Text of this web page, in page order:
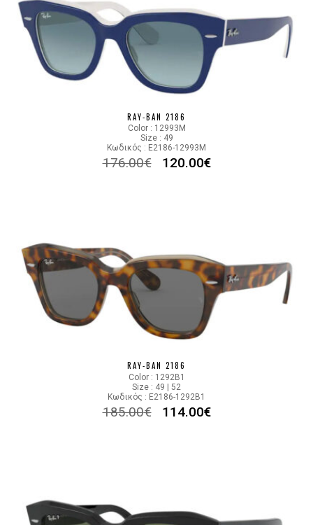
Color GRAY STRIPED
Lens Color GRADIENT BLUE
Color code 14043F
RAY-BAN 2186
Color : 12993M
Size : 49
Κωδικός : E2186-12993M
176.00€ 120.00€
RAY-BAN 2186
Color : 1292B1
Size : 49 | 52
Κωδικός : E2186-1292B1
185.00€ 114.00€